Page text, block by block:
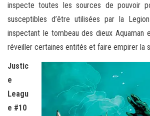
inspecte toutes les sources de pouvoir
susceptibles d’être utilisées par la
inspectant le tombeau des dieux Aquaman
réveiller certaines entités et faire empirer la
Justic
e
Leagu
e #10